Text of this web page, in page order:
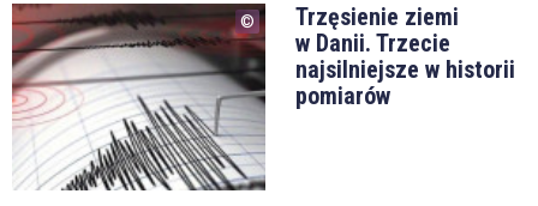
Trzęsienie ziemi
w Danii. Trzecie
najsilniejsze w historii
pomiarów